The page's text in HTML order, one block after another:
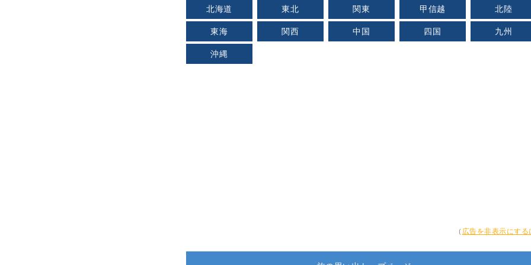
北海道 東北 関東 甲信越 北陸
東海 関西 中国 四国 九州
沖縄
（ 広告を非表示にする